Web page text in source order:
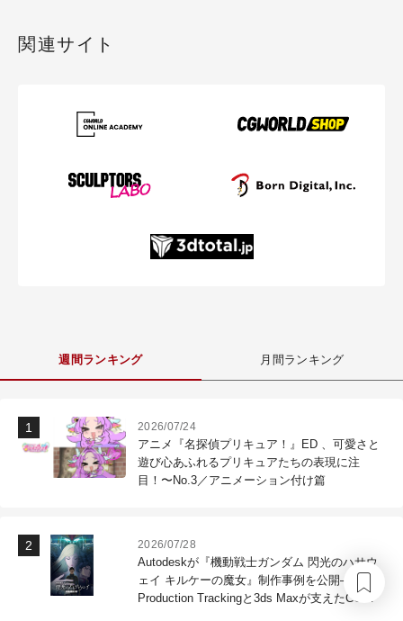
関連サイト
週間ランキング 月間ランキング
2026/07/24
アニメ『名探偵プリキュア！』ED 、可愛さと
遊び心あふれるプリキュアたちの表現に注
目！〜No.3／アニメーション付け篇
2026/07/28
Autodeskが『機動戦士ガンダム 閃光のハサウ
ェイ キルケーの魔女』制作事例を公開―Flow
Production Trackingと3ds Maxが支えたCG制